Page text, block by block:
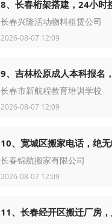
8、长春桁架搭建，24小时
长春兴隆活动物料租赁公司
2026-08-07 12:09
9、吉林松原成人本科报名
长春市新航程教育培训学校
2026-08-07 12:09
10、宽城区搬家电话，绝
长春锦航搬家有限公司
2026-08-07 12:09
11、长春经开区搬迁厂房